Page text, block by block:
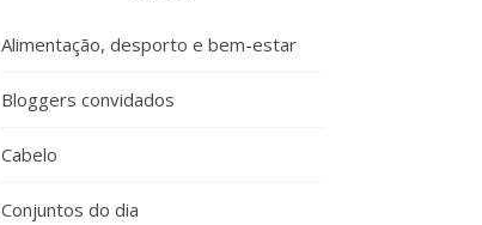
Alimentação, desporto e bem-estar
Bloggers convidados
Cabelo
Conjuntos do dia